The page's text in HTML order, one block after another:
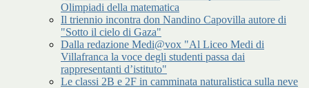
Olimpiadi della matematica
Il triennio incontra don Nandino Capovilla autore di
"Sotto il cielo di Gaza"
Dalla redazione Medi@vox "Al Liceo Medi di
Villafranca la voce degli studenti passa dai
rappresentanti d’istituto"
Le classi 2B e 2F in camminata naturalistica sulla neve